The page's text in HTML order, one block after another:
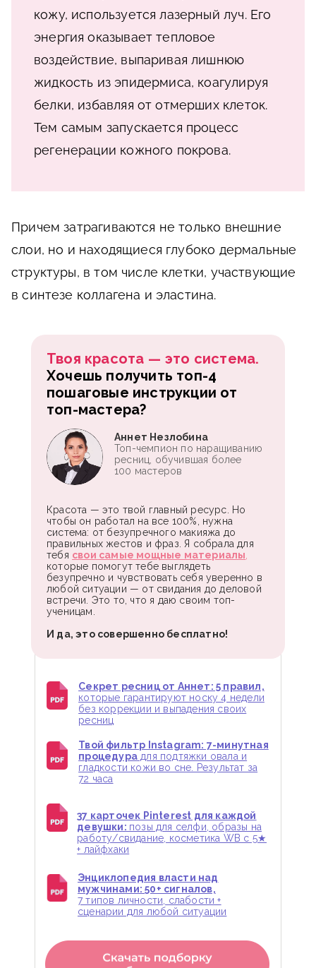
кожу, используется лазерный луч. Его
энергия оказывает тепловое
воздействие, выпаривая лишнюю
жидкость из эпидермиса, коагулируя
белки, избавляя от отмерших клеток.
Тем самым запускается процесс
регенерации кожного покрова.
Причем затрагиваются не только внешние
слои, но и находящиеся глубоко дермальные
структуры, в том числе клетки, участвующие
в синтезе коллагена и эластина.
Твоя красота — это система.
Хочешь получить топ-4
пошаговые инструкции от
топ-мастера?
Красота — это твой главный ресурс. Но
чтобы он работал на все 100%, нужна
система: от безупречного макияжа до
правильных жестов и фраз. Я собрала для
тебя свои самые мощные материалы
которые помогут тебе выглядеть
безупречно и чувствовать себя уверенно в
любой ситуации — от свидания до деловой
встречи. Это то, что я даю своим топ-
ученицам.
И да, это совершенно бесплатно!
Аннет Незлобина
Топ-чемпион по наращиванию
ресниц, обучившая более
100 мастеров
Секрет ресниц от Аннет: 5 правил,
которые гарантируют носку 4 недели
без коррекции и выпадения своих
ресниц
Твой фильтр Instagram: 7-минутная
процедурадля подтяжки овала и
гладкости кожи во сне. Результат за
72 часа
37 карточек Pinterest для каждой
девушки: позы для селфи, образы на
работу/свидание, косметика WB с 5★
+ лайфхаки
Энциклопедия власти над
мужчинами: 50+ сигналов,
7 типов личности, слабости +
сценарии для любой ситуации